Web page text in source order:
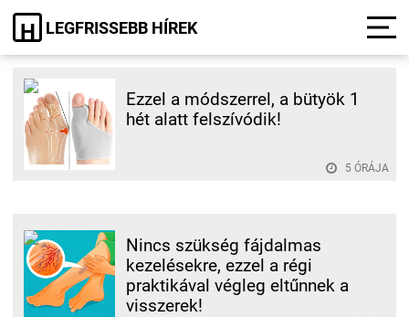
H LEGFRISSEBB HÍREK
Ezzel a módszerrel, a bütyök 1
hét alatt felszívódik!
5 ÓRÁJA
Nincs szükség fájdalmas
kezelésekre, ezzel a régi
praktikával végleg eltűnnek a
visszerek!